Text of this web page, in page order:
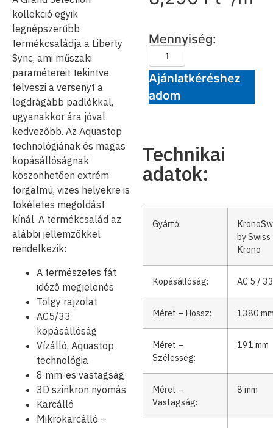
kollekció egyik
legnépszerűbb
termékcsaládja a Liberty
Sync, ami műszaki
paramétereit tekintve
felveszi a versenyt a
legdrágább padlókkal,
ugyanakkor ára jóval
kedvezőbb. Az Aquastop
technológiának és magas
kopásállóságnak
köszönhetően extrém
forgalmú, vizes helyekre is
tökéletes megoldást
kínál. A termékcsalád az
alábbi jellemzőkkel
rendelkezik:
A természetes fát
idéző megjelenés
Tölgy rajzolat
AC5/33
kopásállóság
Vízálló, Aquastop
technológia
8 mm-es vastagság
3D szinkron nyomás
Karcálló
Mikrokarcálló –
Mennyiség:
Ajánlatkéréshez
adom
Technikai
adatok:
Gyártó:
by Swiss
Krono
Kopásállóság: AC 5 / 33
Méret – Hossz: 1380
Méret –
Szélesség:
191 mm
Méret –
Vastagság:
8 mm